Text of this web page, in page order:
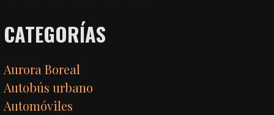
CATEGORÍAS
Aurora Boreal
Autobús urbano
Automóviles